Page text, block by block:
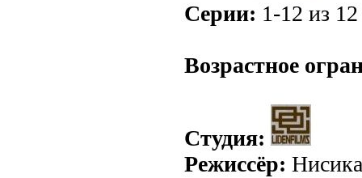
Серии: 1-12 из
Возрастное
Студия:
Режиссёр: